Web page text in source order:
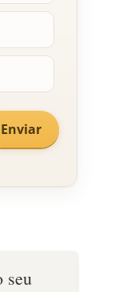
Enviar
seu